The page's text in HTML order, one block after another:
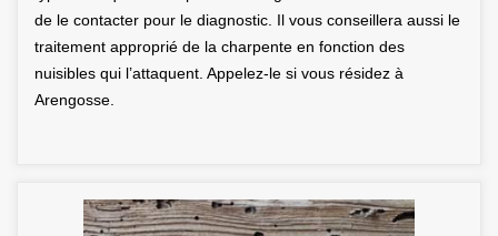
de le contacter pour le diagnostic. Il vous conseillera aussi le
traitement approprié de la charpente en fonction des
nuisibles qui l’attaquent. Appelez-le si vous résidez à
Arengosse.